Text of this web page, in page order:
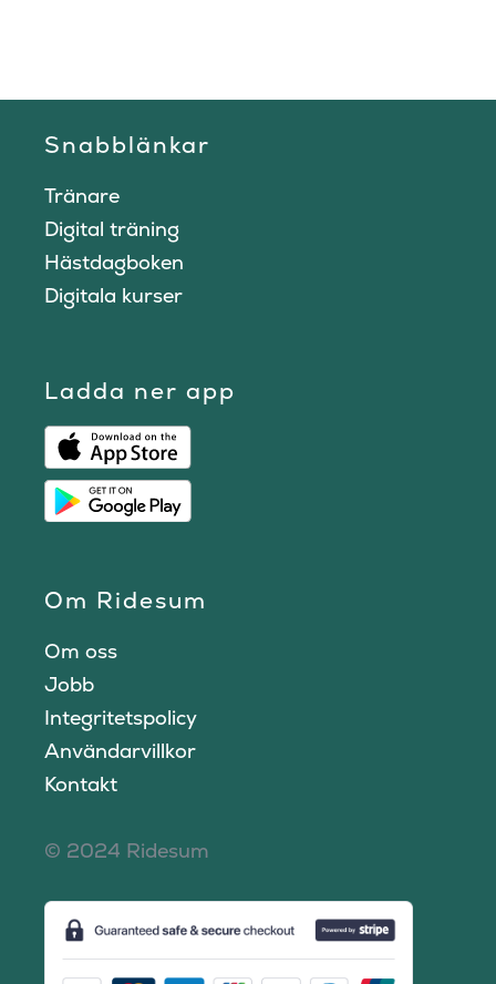
Snabblänkar
Tränare
Digital träning
Hästdagboken
Digitala kurser
Ladda ner app
Om Ridesum
Om oss
Jobb
Integritetspolicy
Användarvillkor
Kontakt
© 2024 Ridesum